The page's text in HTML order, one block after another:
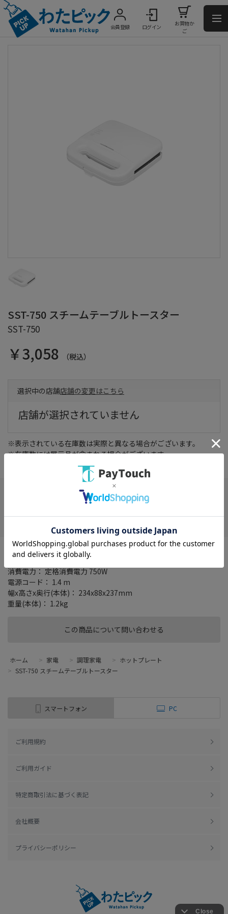
会員登録 ログイン
お買物か
ご
SST-750 スチームテーブルトースター
SST-750
￥3,058 （税込）
選択中の店舗店舗の変更はこちら
店舗が選択されていません
※表示されている在庫数は実際と異なる場合がございます。
※在庫数には展示品が含まれる場合がございます。
※店頭売価と異なる場合がございます。
この商品について問い合わせる
店舗選択が必要です
タイプ： ホットサンドメーカー・ワッフルメーカー
加熱方式： ヒーター/スチーム
消費電力： 定格消費電力 750W
電源コード： 1.4 m
幅x高さx奥行(本体)： 234x88x237mm
重量(本体)： 1.2kg
ホーム > 家電 > 調理家電 > ホットプレート
> SST-750 スチームテーブルトースター
スマートフォン PC
ご利用規約
ご利用ガイド
特定商取引法に基づく表記
会社概要
プライバシーポリシー